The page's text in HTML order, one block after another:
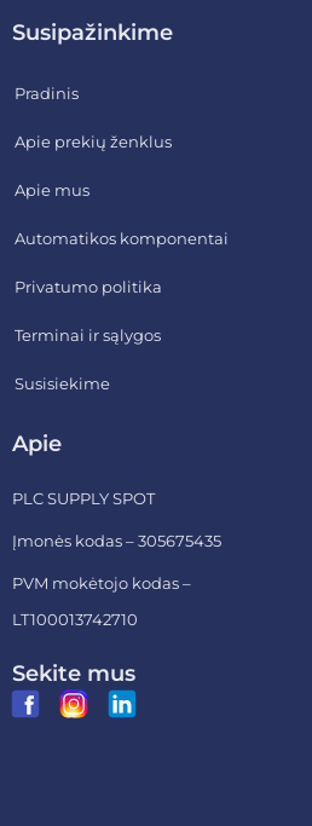
Susipažinkime
Pradinis
Apie prekių ženklus
Apie mus
Automatikos komponentai
Privatumo politika
Terminai ir sąlygos
Susisiekime
Apie
PLC SUPPLY SPOT
Įmonės kodas – 305675435
PVM mokėtojo kodas –
LT100013742710
Sekite mus